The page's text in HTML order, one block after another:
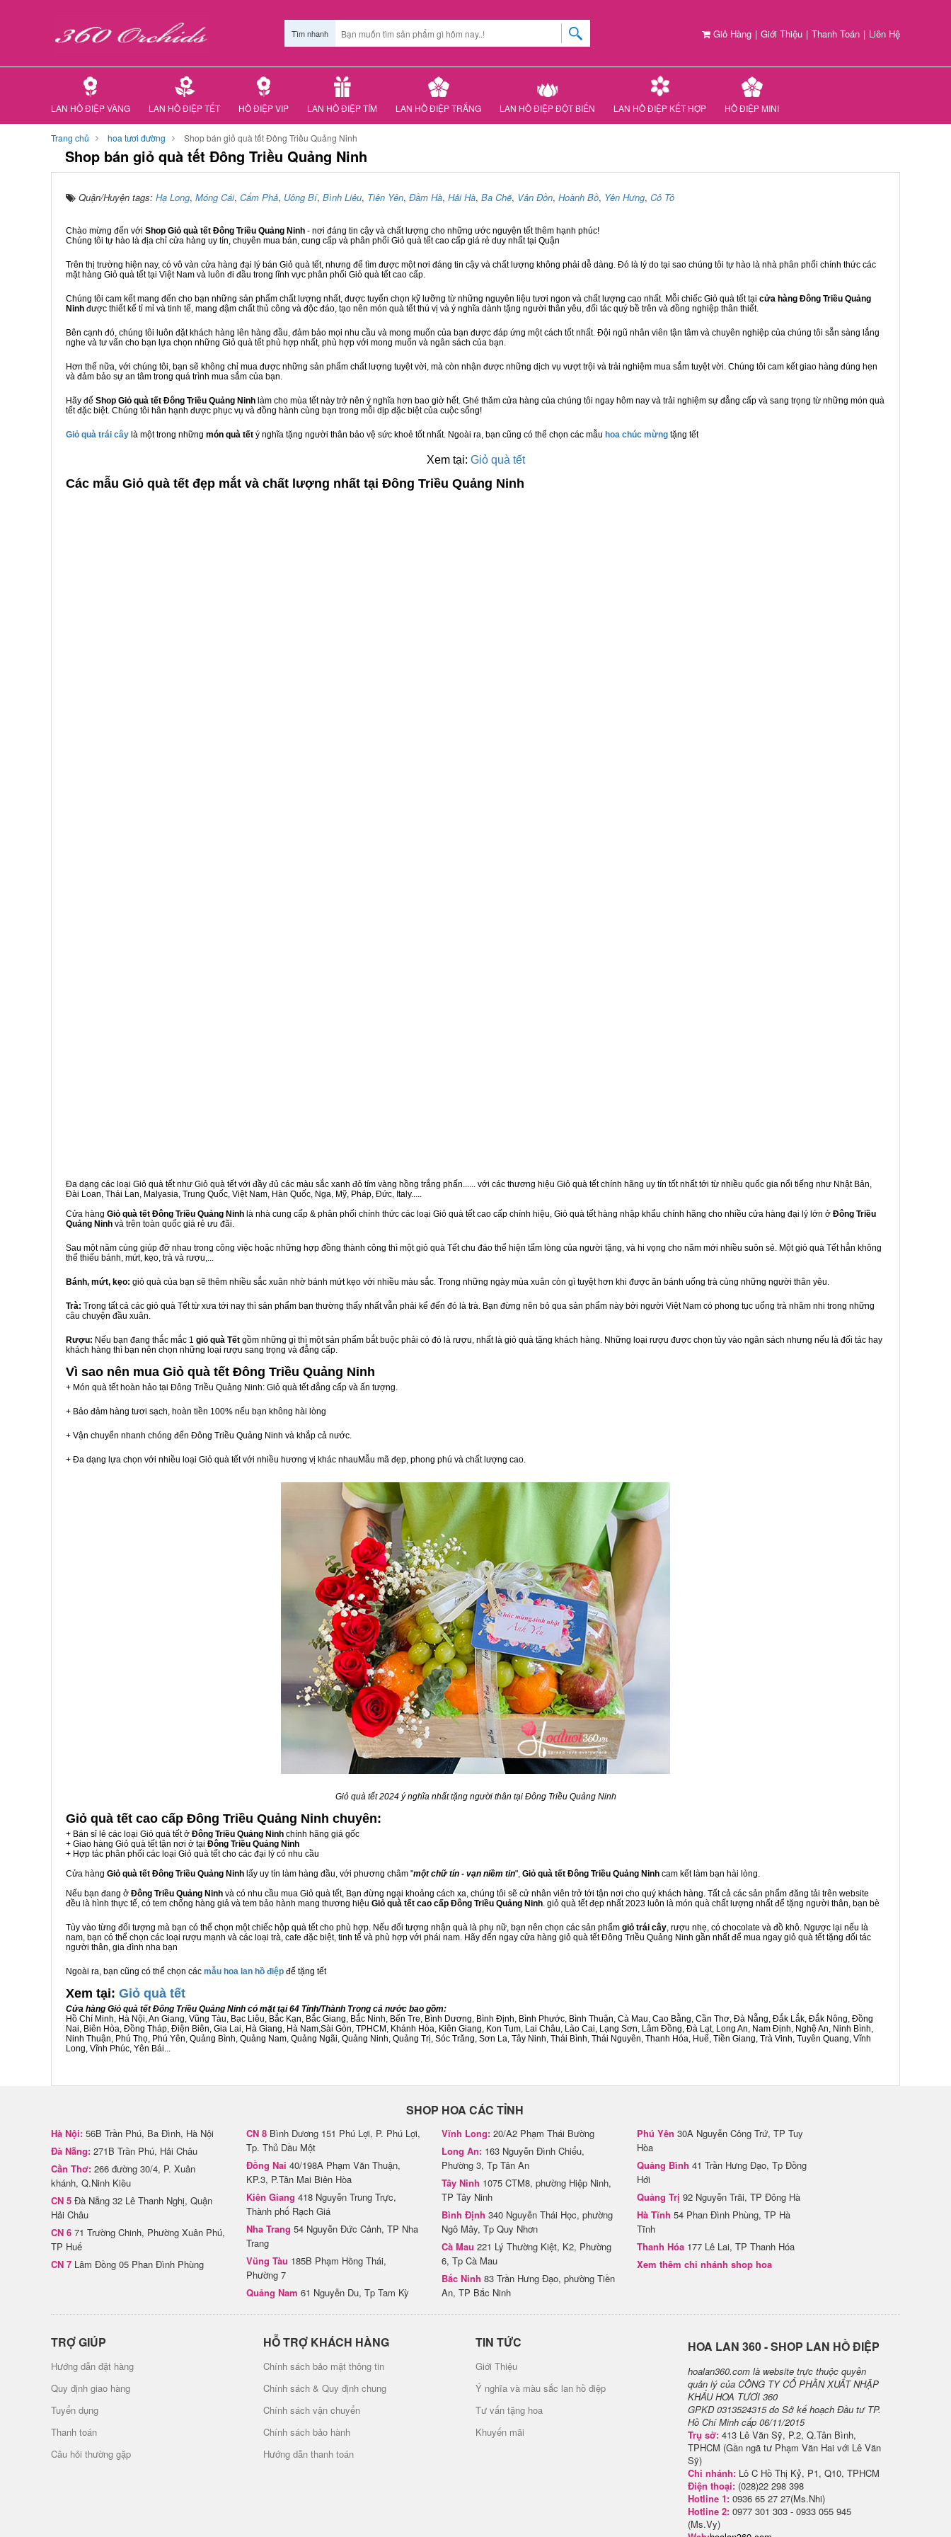
Giỏ Hàng | Giới Thiệu | Thanh Toán | Liên Hệ
Tìm nhanh
LAN HỒ ĐIỆP VÀNG LAN HỒ ĐIỆP TẾT HỒ ĐIỆP VIP LAN HỒ ĐIỆP TÍM LAN HỒ ĐIỆP TRẮNG LAN HỒ ĐIỆP ĐỘT BIẾN LAN HỒ ĐIỆP KẾT HỢP HỒ ĐIỆP MINI
Trang chủ hoa tươi đường Shop bán giỏ quà tết Đông Triều Quảng Ninh
Shop bán giỏ quà tết Đông Triều Quảng Ninh
Quận/Huyện tags: Hạ Long, Móng Cái, Cẩm Phả, Uông Bí, Bình Liêu, Tiên Yên, Đầm Hà, Hải Hà, Ba Chẽ, Vân Đồn, Hoành Bồ, Yên Hưng, Cô Tô
Chào mừng đến với Shop Giỏ quà tết Đông Triều Quảng Ninh - nơi đáng tin cậy và chất lượng cho những ước nguyện tết thêm hạnh phúc!
Chúng tôi tự hào là địa chỉ cửa hàng uy tín, chuyên mua bán, cung cấp và phân phối Giỏ quà tết cao cấp giá rẻ duy nhất tại Quận
Trên thị trường hiện nay, có vô vàn cửa hàng đại lý bán Giỏ quà tết, nhưng để tìm được một nơi đáng tin cậy và chất lượng không phải dễ dàng. Đó là lý do tại sao chúng tôi tự hào là nhà phân phối chính thức các
mặt hàng Giỏ quà tết tại Việt Nam và luôn đi đầu trong lĩnh vực phân phối Giỏ quà tết cao cấp.
Chúng tôi cam kết mang đến cho bạn những sản phẩm chất lượng nhất, được tuyển chọn kỹ lưỡng từ những nguyên liệu tươi ngon và chất lượng cao nhất. Mỗi chiếc Giỏ quà tết tại cửa hàng Đông Triều Quảng
Ninh được thiết kế tỉ mỉ và tinh tế, mang đậm chất thủ công và độc đáo, tạo nên món quà tết thú vị và ý nghĩa dành tặng người thân yêu, đối tác quý bề trên và đồng nghiệp thân thiết.
Bên cạnh đó, chúng tôi luôn đặt khách hàng lên hàng đầu, đảm bảo mọi nhu cầu và mong muốn của bạn được đáp ứng một cách tốt nhất. Đội ngũ nhân viên tận tâm và chuyên nghiệp của chúng tôi sẵn sàng lắng
nghe và tư vấn cho bạn lựa chọn những Giỏ quà tết phù hợp nhất, phù hợp với mong muốn và ngân sách của bạn.
Hơn thế nữa, với chúng tôi, bạn sẽ không chỉ mua được những sản phẩm chất lượng tuyệt vời, mà còn nhận được những dịch vụ vượt trội và trải nghiệm mua sắm tuyệt vời. Chúng tôi cam kết giao hàng đúng hẹn
và đảm bảo sự an tâm trong quá trình mua sắm của bạn.
Hãy để Shop Giỏ quà tết Đông Triều Quảng Ninh làm cho mùa tết này trở nên ý nghĩa hơn bao giờ hết. Ghé thăm cửa hàng của chúng tôi ngay hôm nay và trải nghiệm sự đẳng cấp và sang trọng từ những món quà
tết đặc biệt. Chúng tôi hân hạnh được phục vụ và đồng hành cùng bạn trong mỗi dịp đặc biệt của cuộc sống!
Giỏ quà trái cây là một trong những món quà tết ý nghĩa tặng người thân bảo vệ sức khoẻ tốt nhất. Ngoài ra, bạn cũng có thể chọn các mẫu hoa chúc mừng tặng tết
Xem tại: Giỏ quà tết
Các mẫu Giỏ quà tết đẹp mắt và chất lượng nhất tại Đông Triều Quảng Ninh
Đa dạng các loại Giỏ quà tết như Giỏ quà tết với đầy đủ các màu sắc xanh đỏ tím vàng hồng trắng phấn...... với các thương hiệu Giỏ quà tết chính hãng uy tín tốt nhất tới từ nhiều quốc gia nổi tiếng như Nhật Bản,
Đài Loan, Thái Lan, Malyasia, Trung Quốc, Việt Nam, Hàn Quốc, Nga, Mỹ, Pháp, Đức, Italy.....
Cửa hàng Giỏ quà tết Đông Triều Quảng Ninh là nhà cung cấp & phân phối chính thức các loại Giỏ quà tết cao cấp chính hiệu, Giỏ quà tết hàng nhập khẩu chính hãng cho nhiều cửa hàng đại lý lớn ở Đông Triều
Quảng Ninh và trên toàn quốc giá rẻ ưu đãi.
Sau một năm cùng giúp đỡ nhau trong công việc hoặc những hợp đồng thành công thì một giỏ quà Tết chu đáo thể hiện tấm lòng của người tặng, và hi vọng cho năm mới nhiều suôn sẻ. Một giỏ quà Tết hẳn không
thể thiếu bánh, mứt, kẹo, trà và rượu,...
Bánh, mứt, kẹo: giỏ quà của bạn sẽ thêm nhiều sắc xuân nhờ bánh mứt kẹo với nhiều màu sắc. Trong những ngày mùa xuân còn gì tuyệt hơn khi được ăn bánh uống trà cùng những người thân yêu.
Trà: Trong tất cả các giỏ quà Tết từ xưa tới nay thì sản phẩm bạn thường thấy nhất vẫn phải kể đến đó là trà. Bạn đừng nên bỏ qua sản phẩm này bởi người Việt Nam có phong tục uống trà nhâm nhi trong những
câu chuyện đầu xuân.
Rượu: Nếu bạn đang thắc mắc 1 giỏ quà Tết gồm những gì thì một sản phẩm bắt buộc phải có đó là rượu, nhất là giỏ quà tặng khách hàng. Những loại rượu được chọn tùy vào ngân sách nhưng nếu là đối tác hay
khách hàng thì bạn nên chọn những loại rượu sang trọng và đẳng cấp.
Vì sao nên mua Giỏ quà tết Đông Triều Quảng Ninh
+ Món quà tết hoàn hảo tại Đông Triều Quảng Ninh: Giỏ quà tết đẳng cấp và ấn tượng.
+ Bảo đảm hàng tươi sạch, hoàn tiền 100% nếu bạn không hài lòng
+ Vận chuyển nhanh chóng đến Đông Triều Quảng Ninh và khắp cả nước.
+ Đa dạng lựa chọn với nhiều loại Giỏ quà tết với nhiều hương vị khác nhauMẫu mã đẹp, phong phú và chất lượng cao.
Giỏ quà tết 2024 ý nghĩa nhất tặng người thân tại Đông Triều Quảng Ninh
Giỏ quà tết cao cấp Đông Triều Quảng Ninh chuyên:
+ Bán sỉ lẻ các loại Giỏ quà tết ở Đông Triều Quảng Ninh chính hãng giá gốc
+ Giao hàng Giỏ quà tết tận nơi ở tại Đông Triều Quảng Ninh
+ Hợp tác phân phối các loại Giỏ quà tết cho các đại lý có nhu cầu
Cửa hàng Giỏ quà tết Đông Triều Quảng Ninh lấy uy tín làm hàng đầu, với phương châm "một chữ tín - vạn niềm tin", Giỏ quà tết Đông Triều Quảng Ninh cam kết làm bạn hài lòng.
Nếu bạn đang ở Đông Triều Quảng Ninh và có nhu cầu mua Giỏ quà tết, Bạn đừng ngại khoảng cách xa, chúng tôi sẽ cử nhân viên trở tới tận nơi cho quý khách hàng. Tất cả các sản phẩm đăng tải trên website
đều là hình thực tế, có tem chống hàng giả và tem bảo hành mang thương hiệu Giỏ quà tết cao cấp Đông Triều Quảng Ninh. giỏ quà tết đẹp nhất 2023 luôn là món quà chất lượng nhất để tặng người thân, bạn bè
Tùy vào từng đối tượng mà bạn có thể chọn một chiếc hộp quà tết cho phù hợp. Nếu đối tượng nhận quà là phụ nữ, bạn nên chọn các sản phẩm giỏ trái cây, rượu nhẹ, có chocolate và đồ khô. Ngược lại nếu là
nam, bạn có thể chọn các loại rượu mạnh và các loại trà, cafe đặc biệt, tinh tế và phù hợp với phái nam. Hãy đến ngay cửa hàng giỏ quà tết Đông Triều Quảng Ninh gần nhất để mua ngay giỏ quà tết tặng đối tác
người thân, gia đình nha bạn
Ngoài ra, bạn cũng có thể chọn các mẫu hoa lan hồ điệp để tặng tết
Xem tại: Giỏ quà tết
Cửa hàng Giỏ quà tết Đông Triều Quảng Ninh có mặt tại 64 Tỉnh/Thành Trong cả nước bao gồm:
Hồ Chí Minh, Hà Nội, An Giang, Vũng Tàu, Bạc Liêu, Bắc Kạn, Bắc Giang, Bắc Ninh, Bến Tre, Bình Dương, Bình Định, Bình Phước, Bình Thuận, Cà Mau, Cao Bằng, Cần Thơ, Đà Nẵng, Đắk Lắk, Đắk Nông, Đồng
Nai, Biên Hòa, Đồng Tháp, Điện Biên, Gia Lai, Hà Giang, Hà Nam,Sài Gòn, TPHCM, Khánh Hòa, Kiên Giang, Kon Tum, Lai Châu, Lào Cai, Lạng Sơn, Lâm Đồng, Đà Lạt, Long An, Nam Định, Nghệ An, Ninh Bình,
Ninh Thuận, Phú Thọ, Phú Yên, Quảng Bình, Quảng Nam, Quảng Ngãi, Quảng Ninh, Quảng Trị, Sóc Trăng, Sơn La, Tây Ninh, Thái Bình, Thái Nguyên, Thanh Hóa, Huế, Tiền Giang, Trà Vinh, Tuyên Quang, Vĩnh
Long, Vĩnh Phúc, Yên Bái...
SHOP HOA CÁC TỈNH
Hà Nội: 56B Trần Phú, Ba Đình, Hà Nội
Đà Nẵng: 271B Trần Phú, Hải Châu
Cần Thơ: 266 đường 30/4, P. Xuân
khánh, Q.Ninh Kiều
CN 5 Đà Nẵng 32 Lê Thanh Nghị, Quận
Hải Châu
CN 6 71 Trường Chinh, Phường Xuân Phú,
TP Huế
CN 7 Lâm Đồng 05 Phan Đình Phùng
CN 8 Bình Dương 151 Phú Lợi, P. Phú Lợi,
Tp. Thủ Dầu Một
Đồng Nai 40/198A Phạm Văn Thuận,
KP.3, P.Tân Mai Biên Hòa
Kiên Giang 418 Nguyễn Trung Trực,
Thành phố Rạch Giá
Nha Trang 54 Nguyễn Đức Cảnh, TP Nha
Trang
Vũng Tàu 185B Phạm Hồng Thái,
Phường 7
Quảng Nam 61 Nguyễn Du, Tp Tam Kỳ
Vĩnh Long: 20/A2 Phạm Thái Bường
Long An: 163 Nguyễn Đình Chiểu,
Phường 3, Tp Tân An
Tây Ninh 1075 CTM8, phường Hiệp Ninh,
TP Tây Ninh
Bình Định 340 Nguyễn Thái Học, phường
Ngô Mây, Tp Quy Nhơn
Cà Mau 221 Lý Thường Kiệt, K2, Phường
6, Tp Cà Mau
Bắc Ninh 83 Trần Hưng Đạo, phường Tiền
An, TP Bắc Ninh
Phú Yên 30A Nguyễn Công Trứ, TP Tuy
Hòa
Quảng Bình 41 Trần Hưng Đạo, Tp Đồng
Hới
Quảng Trị 92 Nguyễn Trãi, TP Đông Hà
Hà Tĩnh 54 Phan Đình Phùng, TP Hà
Tĩnh
Thanh Hóa 177 Lê Lai, TP Thanh Hóa
Xem thêm chi nhánh shop hoa
TRỢ GIÚP
Hướng dẫn đặt hàng
Quy định giao hàng
Tuyển dụng
Thanh toán
Câu hỏi thường gặp
HỖ TRỢ KHÁCH HÀNG
Chính sách bảo mật thông tin
Chính sách & Quy định chung
Chính sách vận chuyển
Chính sách bảo hành
Hướng dẫn thanh toán
TIN TỨC
Giới Thiệu
Ý nghĩa và màu sắc lan hồ điệp
Tư vấn tặng hoa
Khuyến mãi
H​OA LAN 360 - SHOP LAN HỒ ĐIỆP
hoalan360.com là website trực thuộc quyền
quản lý của CÔNG TY CỔ PHẦN XUẤT NHẬP
KHẨU HOA TƯƠI 360
GPKD 0313524315 do Sở kế hoạch Đầu tư TP.
Hồ Chí Minh cấp 06/11/2015
Trụ sở: 413 Lê Văn Sỹ, P.2, Q.Tân Bình,
TPHCM (Gần ngã tư Phạm Văn Hai với Lê Văn
Sỹ)
Chi nhánh: Lô C Hồ Thị Kỷ, P1, Q10, TPHCM
Điện thoại: (028)22 298 398
Hotline 1: 0936 65 27 27(Ms.Nhi)
Hotline 2: 0977 301 303 - 0933 055 945
(Ms.Vy)